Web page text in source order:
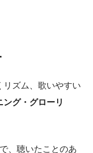
ズム、歌いやすい
ング・グローリ
、聴いたことのあ